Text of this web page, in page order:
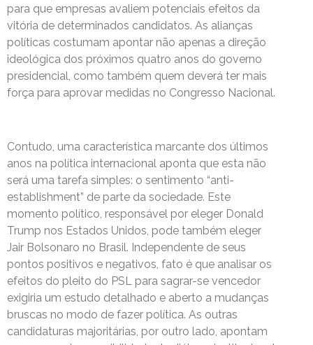
para que empresas avaliem potenciais efeitos da
vitória de determinados candidatos. As alianças
políticas costumam apontar não apenas a direção
ideológica dos próximos quatro anos do governo
presidencial, como também quem deverá ter mais
força para aprovar medidas no Congresso Nacional.
Contudo, uma característica marcante dos últimos
anos na política internacional aponta que esta não
será uma tarefa simples: o sentimento “anti-
establishment” de parte da sociedade. Este
momento político, responsável por eleger Donald
Trump nos Estados Unidos, pode também eleger
Jair Bolsonaro no Brasil. Independente de seus
pontos positivos e negativos, fato é que analisar os
efeitos do pleito do PSL para sagrar-se vencedor
exigiria um estudo detalhado e aberto a mudanças
bruscas no modo de fazer política. As outras
candidaturas majoritárias, por outro lado, apontam